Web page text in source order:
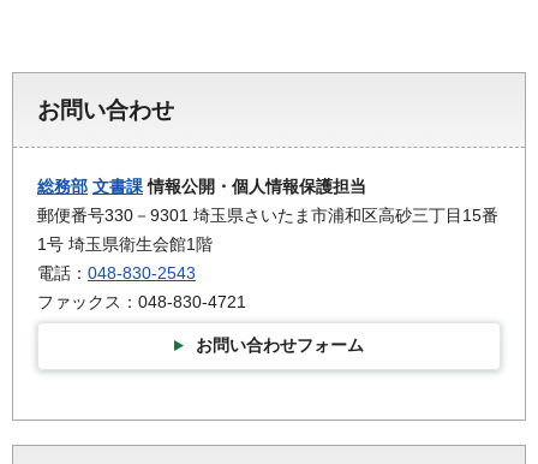
お問い合わせ
総務部 文書課情報公開・個人情報保護担当
郵便番号330－9301 埼玉県さいたま市浦和区高砂三丁目15番
1号 埼玉県衛生会館1階
電話： 048-830-2543
ファックス：048-830-4721
お問い合わせフォーム